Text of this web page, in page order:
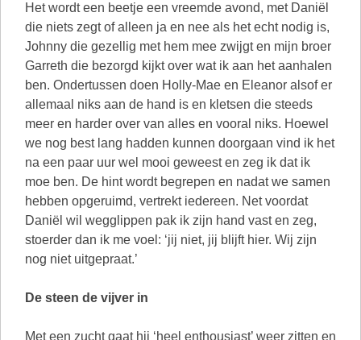
Het wordt een beetje een vreemde avond, met Daniël
die niets zegt of alleen ja en nee als het echt nodig is,
Johnny die gezellig met hem mee zwijgt en mijn broer
Garreth die bezorgd kijkt over wat ik aan het aanhalen
ben. Ondertussen doen Holly-Mae en Eleanor alsof er
allemaal niks aan de hand is en kletsen die steeds
meer en harder over van alles en vooral niks. Hoewel
we nog best lang hadden kunnen doorgaan vind ik het
na een paar uur wel mooi geweest en zeg ik dat ik
moe ben. De hint wordt begrepen en nadat we samen
hebben opgeruimd, vertrekt iedereen. Net voordat
Daniël wil wegglippen pak ik zijn hand vast en zeg,
stoerder dan ik me voel: ‘jij niet, jij blijft hier. Wij zijn
nog niet uitgepraat.’
De steen de vijver in
Met een zucht gaat hij ‘heel enthousiast’ weer zitten en